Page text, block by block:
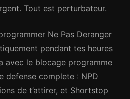
Tout est perturbateur.
Ne Pas Deranger
pendant tes heures
avec le blocage programme
defense complete : NPD
de t’attirer, et Shortstop